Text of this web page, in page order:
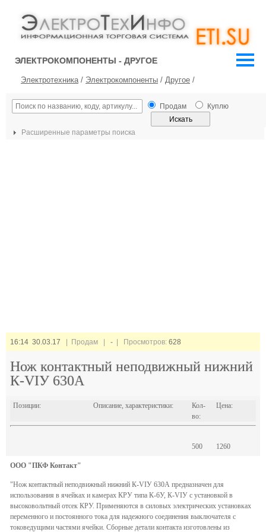
ЭЛЕКТРОКОМПОНЕНТЫ - ДРУГОЕ
Электротехника/ Электрокомпоненты / Другое /
Продам Куплю
Расширенные параметры поиска
16:14 30.03.17 | Продам | - | Просмотров: 628
Нож контактный неподвижный нижний
К-VIУ 630А
Позиции: Описание, характеристики:
Кол-
во:
Цена:
500 1260
OOO "ПКФ Контакт"
"Нож контактный неподвижный нижний К-VIУ 630А предназначен для
использования в ячейках и камерах КРУ типа К-6У, К-VIУ с установкой в
высоковольтный отсек КРУ. Применяются в силовых электрических установках
переменного и постоянного тока для надежного соединения выключателя с
токоведущими частями ячейки. Сборные детали контакта изготовлены из